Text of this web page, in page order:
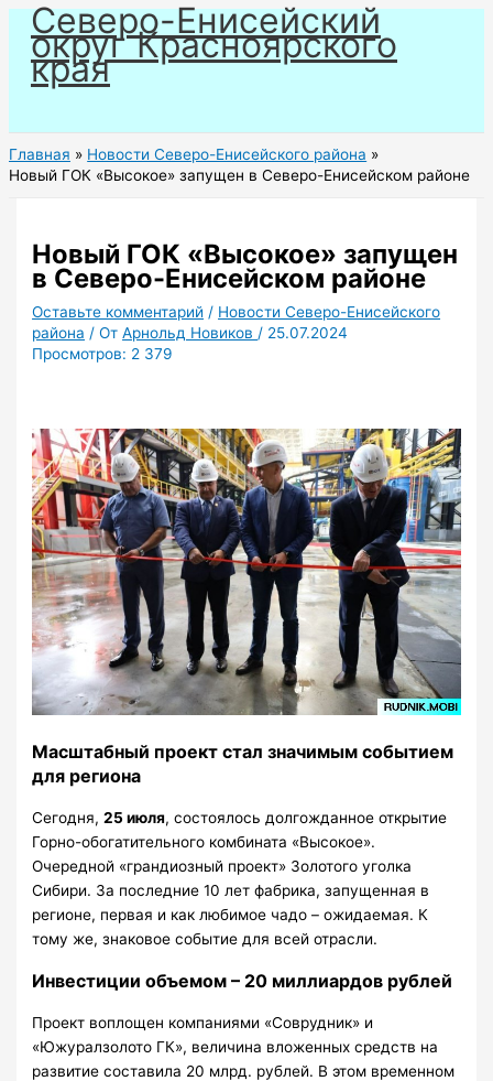
Перейти
содержимому
Северо-Енисейский
округ Красноярского
края
Главная
Новости Северо-Енисейского района
Новый ГОК «Высокое» запущен в Северо-Енисейском районе
Новый ГОК «Высокое» запущен
в Северо-Енисейском районе
Оставьте комментарий / Новости Северо-Енисейского
района / ОтАрнольд Новиков / 25.07.2024
Просмотров: 2 379
Масштабный проект стал значимым событием
для региона
Сегодня,25 июля, состоялось долгожданное открытие
Горно-обогатительного комбината «Высокое».
Очередной «грандиозный проект» Золотого уголка
Сибири. За последние 10 лет фабрика, запущенная в
регионе, первая и как любимое чадо – ожидаемая. К
тому же, знаковое событие для всей отрасли.
Инвестиции объемом – 20 миллиардов рублей
Проект воплощен компаниями «Соврудник» и
«Южуралзолото ГК», величина вложенных средств на
развитие составила 20 млрд. рублей. В этом временном